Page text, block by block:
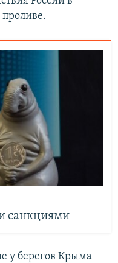
санкциями
у берегов Крыма